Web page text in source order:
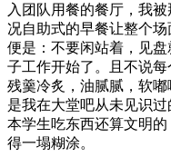
入团队用餐的餐厅，我
况自助式的早餐让整个
便是：不要闲站着，见
子工作开始了。且不说
残羹冷炙，油腻腻，软
是我在大堂吧从未见识
本学生吃东西还算文明
得一塌糊涂。